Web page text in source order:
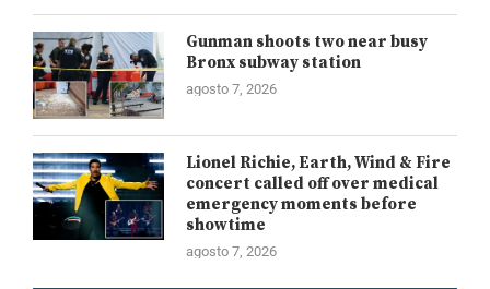
Gunman shoots two near busy
Bronx subway station
agosto 7, 2026
Lionel Richie, Earth, Wind & Fire
concert called off over medical
emergency moments before
showtime
agosto 7, 2026